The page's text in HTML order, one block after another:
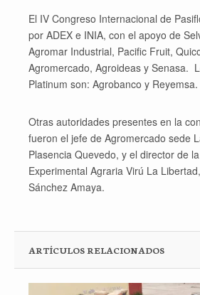
El IV Congreso Internacional de
por ADEX e INIA, con el apoyo de
Agromar Industrial, Pacific Fruit,
Agromercado, Agroideas y Senasa.
Platinum son: Agrobanco y Reyemsa.
Otras autoridades presentes en la
fueron el jefe de Agromercado sede
Plasencia Quevedo, y el director de
Experimental Agraria Virú La
Sánchez Amaya.
ARTÍCULOS RELACIONADOS